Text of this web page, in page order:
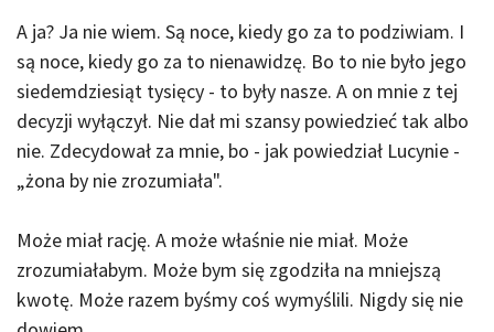
A ja? Ja nie wiem. Są noce, kiedy go za to podziwiam. I
są noce, kiedy go za to nienawidzę. Bo to nie było jego
siedemdziesiąt tysięcy - to były nasze. A on mnie z tej
decyzji wyłączył. Nie dał mi szansy powiedzieć tak albo
nie. Zdecydował za mnie, bo - jak powiedział Lucynie -
„żona by nie zrozumiała".
Może miał rację. A może właśnie nie miał. Może
zrozumiałabym. Może bym się zgodziła na mniejszą
kwotę. Może razem byśmy coś wymyślili. Nigdy się nie